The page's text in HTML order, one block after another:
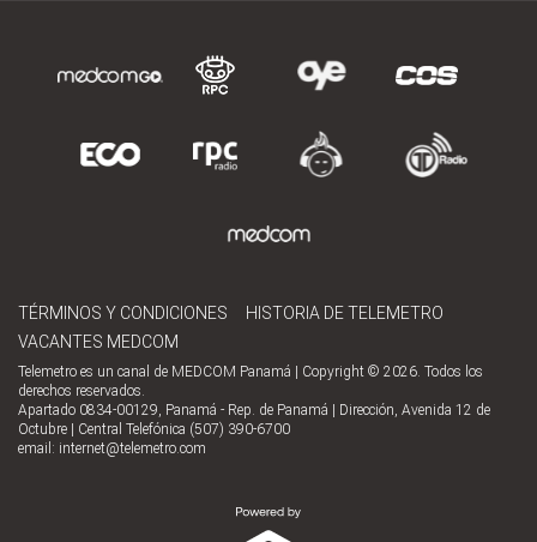
TÉRMINOS Y CONDICIONES
HISTORIA DE TELEMETRO
VACANTES MEDCOM
Telemetro es un canal de MEDCOM Panamá | Copyright © 2026. Todos los
derechos reservados.
Apartado 0834-00129, Panamá - Rep. de Panamá | Dirección, Avenida 12 de
Octubre | Central Telefónica (507) 390-6700
email: internet@telemetro.com